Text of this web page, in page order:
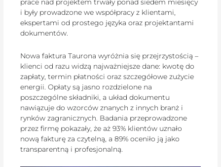
prace nad projektem trwały ponad siedem miesięcy
i były prowadzone we współpracy z klientami,
ekspertami od prostego języka oraz projektantami
dokumentów.
Nowa faktura Taurona wyróżnia się przejrzystością –
klienci od razu widzą najważniejsze dane: kwotę do
zapłaty, termin płatności oraz szczegółowe zużycie
energii. Opłaty są jasno rozdzielone na
poszczególne składniki, a układ dokumentu
nawiązuje do wzorców znanych z innych branż i
rynków zagranicznych. Badania przeprowadzone
przez firmę pokazały, że aż 93% klientów uznało
nową fakturę za czytelną, a 89% oceniło ją jako
transparentną i profesjonalną.